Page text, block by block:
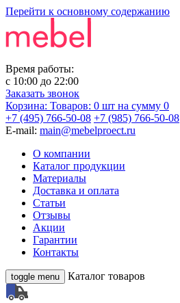
Перейти к основному содержанию
Время работы:
с 10:00 до 22:00
Заказать звонок
Корзина: Товаров: 0 шт на сумму 0
+7 (495) 766-50-08 +7 (985) 766-50-08
E-mail: main@mebelproect.ru
О компании
Каталог продукции
Материалы
Доставка и оплата
Статьи
Отзывы
Акции
Гарантии
Контакты
toggle menu Каталог товаров